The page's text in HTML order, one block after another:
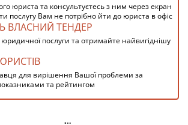
юриста та консультуєтесь з ним через екран
послугу Вам не потрібно йти до юриста в офіс
ВЛАСНИЙ ТЕНДЕР
послуги та отримайте найвигіднішу
для вирішення Вашої проблеми за
та рейтингом